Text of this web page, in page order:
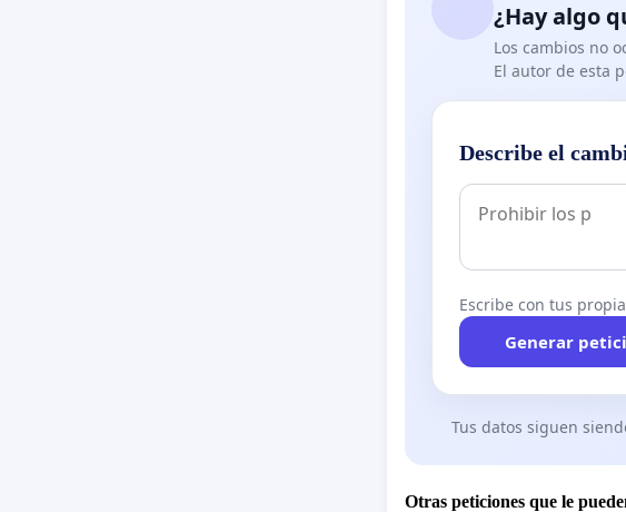
¿Hay algo
Los cambios no
El autor de esta
Describe el
Escribe con tus
Generar
Tus datos siguen
Otras peticiones que le